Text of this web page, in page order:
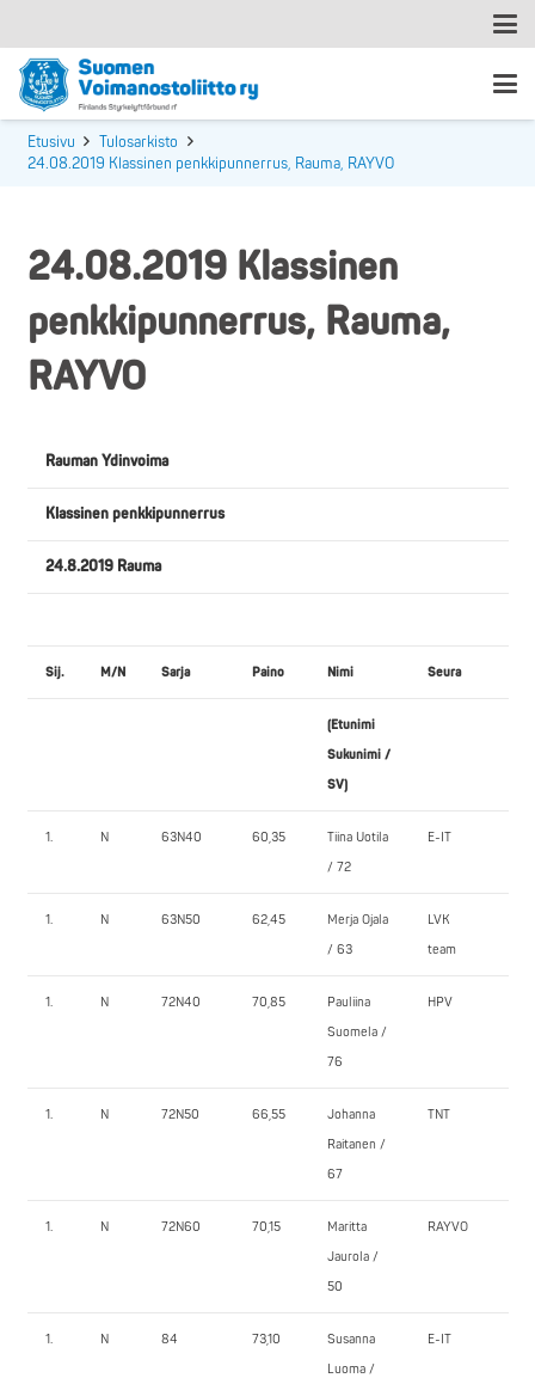
Etusivu
Tulosarkisto
24.08.2019 Klassinen penkkipunnerrus, Rauma, RAYVO
24.08.2019 Klassinen
penkkipunnerrus, Rauma,
RAYVO
Rauman Ydinvoima
Klassinen penkkipunnerrus
24.8.2019 Rauma
Sij. M/N Sarja Paino Nimi Seura
(Etunimi
Sukunimi /
SV)
1. N 63N40 60,35
Tiina Uotila
/ 72
E-IT
1. N 63N50 62,45
Merja Ojala
/ 63
LVK
team
1. N 72N40 70,85
Pauliina
Suomela /
76
HPV
1. N 72N50 66,55
Johanna
Raitanen /
67
TNT
1. N 72N60 70,15
Maritta
Jaurola /
50
RAYVO
1. N 84 73,10
Susanna
Luoma /
E-IT